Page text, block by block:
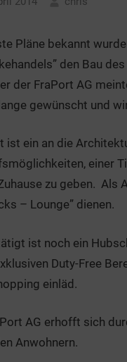
Pläne bekannt
den Bau
der FraPort AG
gewünscht und
ist ein an die
einer
zu geben. Als
– Lounge” dienen.
ist noch ein
Duty-Free
einläd.
AG erhofft sich
Anwohnern.